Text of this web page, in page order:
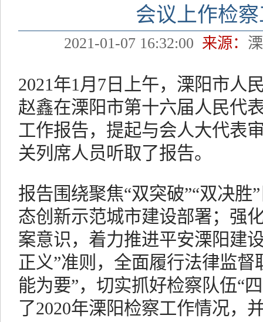
会议上作检
2021-01-07 16:32:00 来源：
2021年1月7日上午，溧阳市人
赵鑫在溧阳市第十六届人民代
工作报告，提起与会人大代表
关列席人员听取了报告。
报告围绕聚焦“双突破”“双决胜
态创新示范城市建设部署；强
案意识，着力推进平安溧阳建
正义”准则，全面履行法律监督
能为要”，切实抓好检察队伍“
了2020年溧阳检察工作情况，